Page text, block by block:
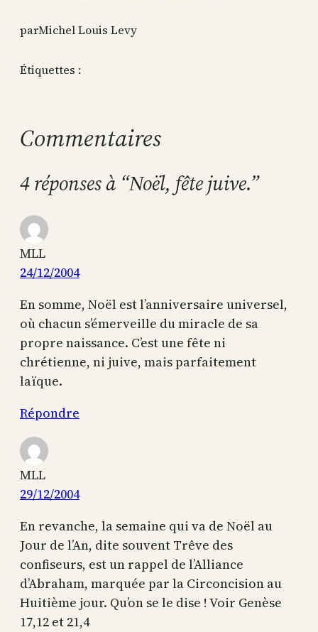
parMichel Louis Levy
Étiquettes :
Commentaires
4 réponses à “Noël, fête juive.”
MLL
24/12/2004
En somme, Noël est l’anniversaire universel,
où chacun s’émerveille du miracle de sa
propre naissance. C’est une fête ni
chrétienne, ni juive, mais parfaitement
laïque.
Répondre
MLL
29/12/2004
En revanche, la semaine qui va de Noël au
Jour de l’An, dite souvent Trêve des
confiseurs, est un rappel de l’Alliance
d’Abraham, marquée par la Circoncision au
Huitième jour. Qu’on se le dise ! Voir Genèse
17,12 et 21,4